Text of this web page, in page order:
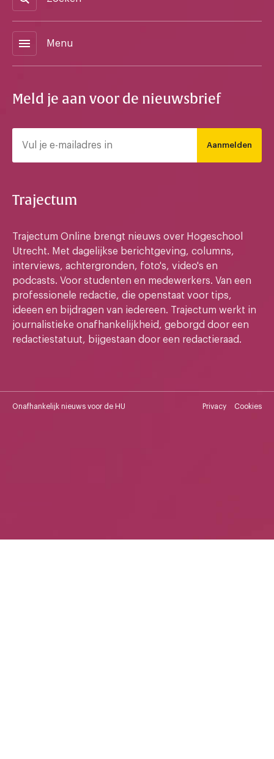
menu Menu
Meld je aan voor de nieuwsbrief
Aanmelden
Trajectum
Trajectum Online brengt nieuws over Hogeschool
Utrecht. Met dagelijkse berichtgeving, columns,
interviews, achtergronden, foto's, video's en
podcasts. Voor studenten en medewerkers. Van een
professionele redactie, die openstaat voor tips,
ideeen en bijdragen van iedereen. Trajectum werkt in
journalistieke onafhankelijkheid, geborgd door een
redactiestatuut, bijgestaan door een redactieraad.
Onafhankelijk nieuws voor de HU Privacy Cookies